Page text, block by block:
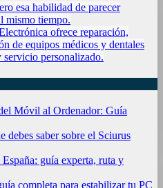
esa habilidad de parecer
mismo tiempo.
ofrece reparación,
de equipos médicos y dentales
personalizado.